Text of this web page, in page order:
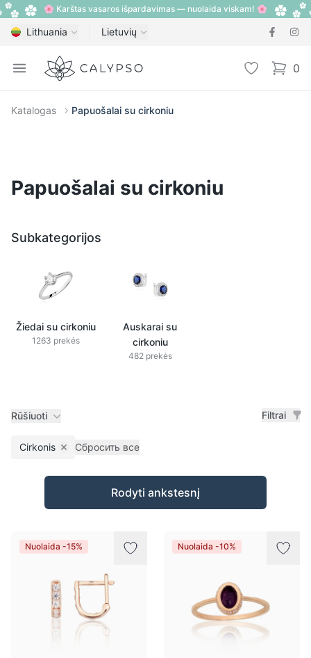
🌸 Karštas vasaros išpardavimas — nuolaida viskam! 🌸
Lithuania Lietuvių
Open menu
Calypso 0
items
Katalogas Papuošalai su cirkoniu
Papuošalai su cirkoniu
Subkategorijos
Žiedai su cirkoniu
1263 prekės
Auskarai su
cirkoniu
482 prekės
Rūšiuoti Filtrai
Cirkonis Remove filter
Сбросить все
Prekės
Rodyti ankstesnį
Nuolaida -15% Nuolaida -10%